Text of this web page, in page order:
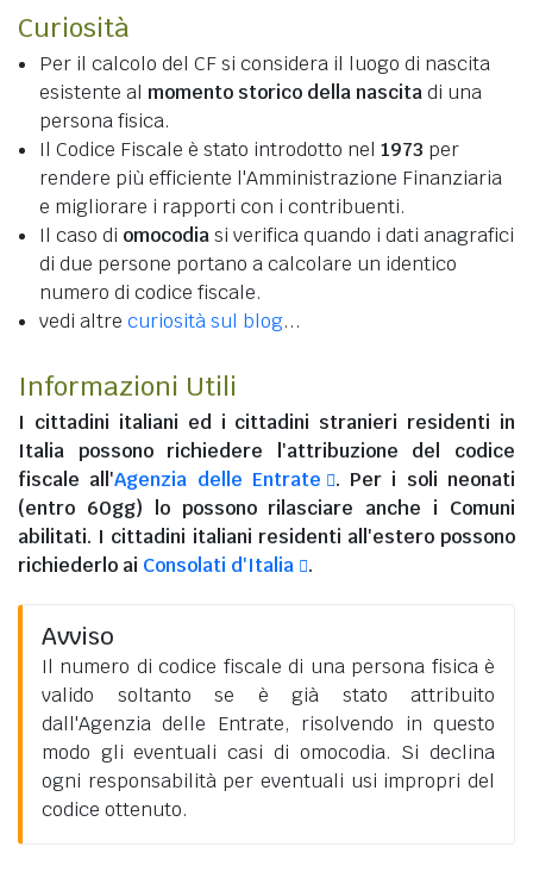
Curiosità
Per il calcolo del CF si considera il luogo di nascita
esistente al momento storico della nascitadi una
persona fisica.
Il Codice Fiscale è stato introdotto nel 1973 per
rendere più efficiente l'Amministrazione Finanziaria
e migliorare i rapporti con i contribuenti.
Il caso di omocodiasi verifica quando i dati anagrafici
di due persone portano a calcolare un identico
numero di codice fiscale.
vedi altre curiosità sul blog...
Informazioni Utili
I cittadini italiani ed i cittadini stranieri residenti in
Italia possono richiedere l'attribuzione del codice
fiscale all'Agenzia delle Entrate
. Per i soli neonati
(entro 60gg) lo possono rilasciare anche i Comuni
abilitati. I cittadini italiani residenti all'esteropossono
richiederlo ai Consolati d'Italia .
Avviso
Il numero di codice fiscale di una persona fisica è
valido soltanto se è già stato attribuito
dall'Agenzia delle Entrate, risolvendo in questo
modo gli eventuali casi di omocodia. Si declina
ogni responsabilità per eventuali usi impropri del
codice ottenuto.